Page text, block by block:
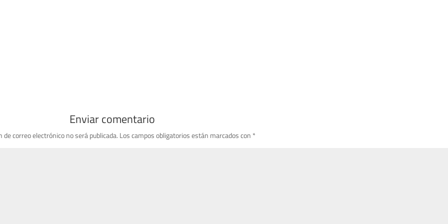
Enviar comentario
de correo electrónico no será publicada. Los campos obligatorios están marcados con *